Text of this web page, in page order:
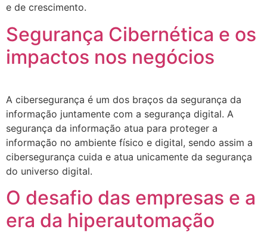
e de crescimento.
Segurança Cibernética e os
impactos nos negócios
A cibersegurança é um dos braços da segurança da
informação juntamente com a segurança digital. A
segurança da informação atua para proteger a
informação no ambiente físico e digital, sendo assim a
cibersegurança cuida e atua unicamente da segurança
do universo digital.
O desafio das empresas e a
era da hiperautomação